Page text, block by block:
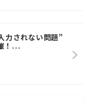
力されない問題”
！...